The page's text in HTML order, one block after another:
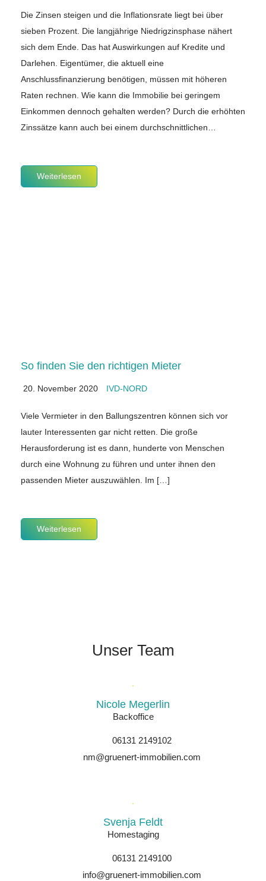
Die Zinsen steigen und die Inflationsrate liegt bei über
sieben Prozent. Die langjährige Niedrigzinsphase nähert
sich dem Ende. Das hat Auswirkungen auf Kredite und
Darlehen. Eigentümer, die aktuell eine
Anschlussfinanzierung benötigen, müssen mit höheren
Raten rechnen. Wie kann die Immobilie bei geringem
Einkommen dennoch gehalten werden? Durch die erhöhten
Zinssätze kann auch bei einem durchschnittlichen…
Weiterlesen
So finden Sie den richtigen Mieter
20. November 2020 IVD-NORD
Viele Vermieter in den Ballungszentren können sich vor
lauter Interessenten gar nicht retten. Die große
Herausforderung ist es dann, hunderte von Menschen
durch eine Wohnung zu führen und unter ihnen den
passenden Mieter auszuwählen. Im […]
Weiterlesen
Unser Team
Nicole Megerlin
Backoffice
06131 2149102
nm@gruenert-immobilien.com
Svenja Feldt
Homestaging
06131 2149100
info@gruenert-immobilien.com